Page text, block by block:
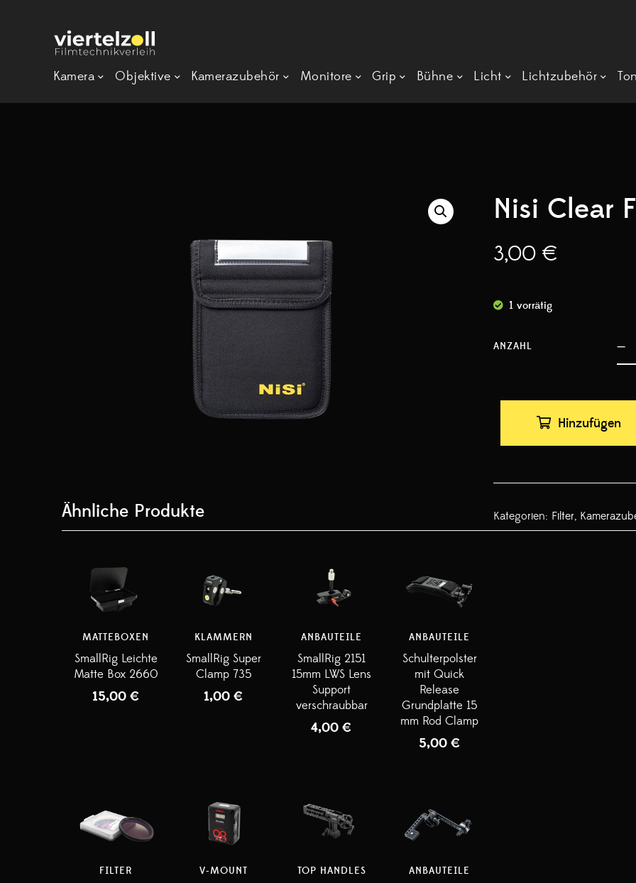
Kamera Objektive Kamerazubehör Monitore Grip Bühne Licht Lichtzubehör
Nisi Clear
3,00€
1 vorrätig
ANZAHL
Hinzufügen
Kategorien: Filter,
Ähnliche Produkte
MATTEBOXEN
SmallRig Leichte
Matte Box 2660
15,00 €
KLAMMERN
SmallRig Super
Clamp 735
1,00€
ANBAUTEILE
SmallRig 2151
15mm LWS Lens
Support
verschraubbar
4,00€
ANBAUTEILE
Schulterpolster
mit Quick
Release
Grundplatte 15
mm Rod Clamp
5,00 €
FILTER V-MOUNT TOP HANDLES ANBAUTEILE